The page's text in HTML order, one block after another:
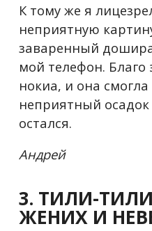
К тому же я
неприятную
заваренный
мой телефон. Благо
нокиа, и она
неприятный
остался.
Андрей
3. ТИЛИ-
ЖЕНИХ И